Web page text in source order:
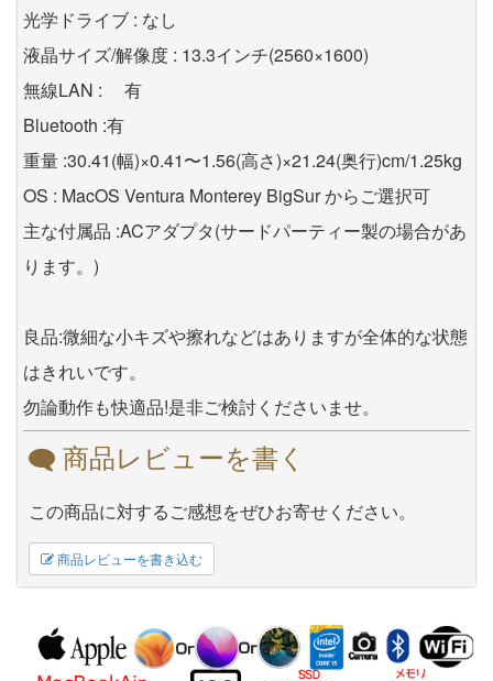
光学ドライブ : なし
液晶サイズ/解像度 : 13.3インチ(2560×1600)
無線LAN : 有
Bluetooth :有
重量 :30.41(幅)×0.41〜1.56(高さ)×21.24(奥行)cm/1.25kg
OS : MacOS Ventura Monterey BigSur からご選択可
主な付属品 :ACアダプタ(サードパーティー製の場合があ
ります。)
良品:微細な小キズや擦れなどはありますが全体的な状態
はきれいです。
勿論動作も快適品!是非ご検討くださいませ。
商品レビューを書く
この商品に対するご感想をぜひお寄せください。
商品レビューを書き込む